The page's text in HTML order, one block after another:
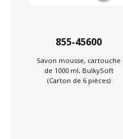
855-45600
Savon mousse, cartouche
de 1000 ml, BulkySoft
(Carton de 6 pièces)